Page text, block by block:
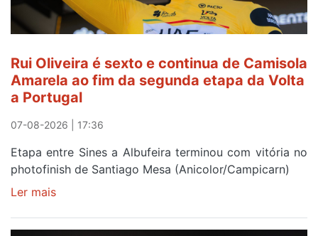
Rui Oliveira é sexto e continua de Camisola
Amarela ao fim da segunda etapa da Volta
a Portugal
07-08-2026 | 17:36
Etapa entre Sines a Albufeira terminou com vitória no
photofinish de Santiago Mesa (Anicolor/Campicarn)
Ler mais